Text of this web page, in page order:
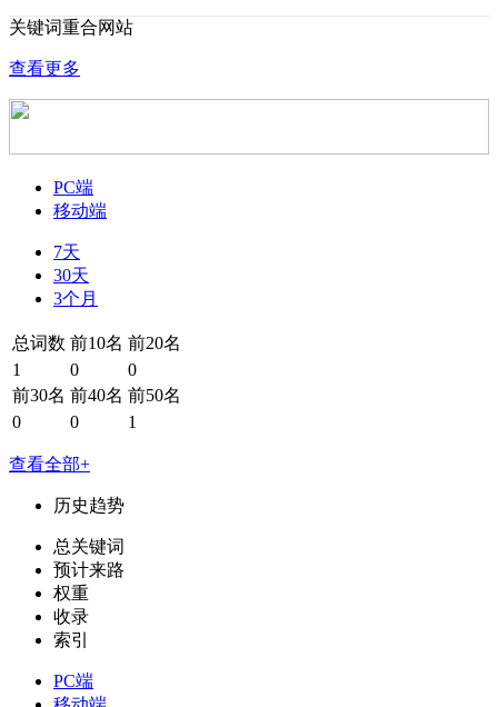
关键词重合网站
查看更多
PC端
移动端
7天
30天
3个月
总词数 前10名 前20名
1
0
0
前30名 前40名 前50名
0
0 1
查看全部+
历史趋势
总关键词
预计来路
权重
收录
索引
PC端